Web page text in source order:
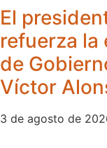
El
refuerza la
de
Víctor
3 de agosto de